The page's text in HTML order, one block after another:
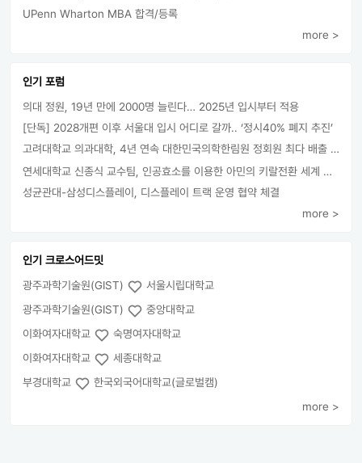
UPenn Wharton MBA 합격/등록
more >
인기 포럼
의대 정원, 19년 만에 2000명 늘린다… 2025년 입시부터 적용
[단독] 2028개편 이후 서울대 입시 어디로 갈까.. ‘정시40% 폐지 추진’
고려대학교 의과대학, 4년 연속 대한민국의학한림원 정회원 최다 배출 外
연세대학교 신종식 교수팀, 인공효소를 이용한 아민의 키랄전환 세계 최초로 성공
성균관대-삼성디스플레이, 디스플레이 트랙 운영 협약 체결
more >
인기 크로스어드밋
광주과학기술원(GIST)
서울시립대학교
광주과학기술원(GIST)
중앙대학교
이화여자대학교
숙명여자대학교
이화여자대학교
세종대학교
부경대학교
한국외국어대학교(글로벌캠)
more >